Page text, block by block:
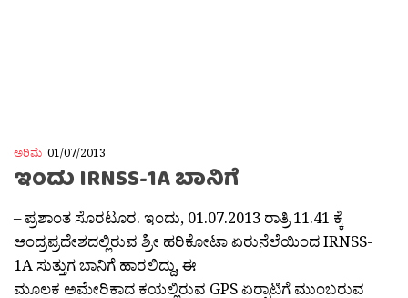
ಅರಿಮೆ 01/07/2013
ಇಂದು IRNSS-1A ಬಾನಿಗೆ
– ಪ್ರಶಾಂತ ಸೊರಟೂರ. ಇಂದು, 01.07.2013 ರಾತ್ರಿ 11.41 ಕ್ಕೆ
ಆಂದ್ರಪ್ರದೇಶದಲ್ಲಿರುವ ಶ್ರೀ ಹರಿಕೋಟಾ ಏರುನೆಲೆಯಿಂದ IRNSS-
1A ಸುತ್ತುಗ ಬಾನಿಗೆ ಹಾರಲಿದ್ದು, ಈ
ಮೂಲಕ ಅಮೇರಿಕಾದ ಕಯಲ್ಲಿರುವ GPS ಏರ‍್ಪಾಟಿಗೆ ಮುಂಬರುವ